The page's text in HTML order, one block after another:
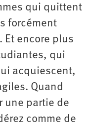
qui quittent
forcément
Et encore plus
qui
acquiescent,
Quand
une partie de
comme de